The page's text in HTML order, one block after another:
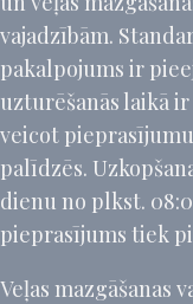
vajadzībām.
pakalpojums ir
uzturēšanās laikā
veicot
palīdzēs.
dienu no plkst.
pieprasījums tiek
Veļas mazgāšanas